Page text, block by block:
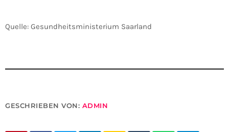
Quelle: Gesundheitsministerium Saarland
GESCHRIEBEN VON: ADMIN